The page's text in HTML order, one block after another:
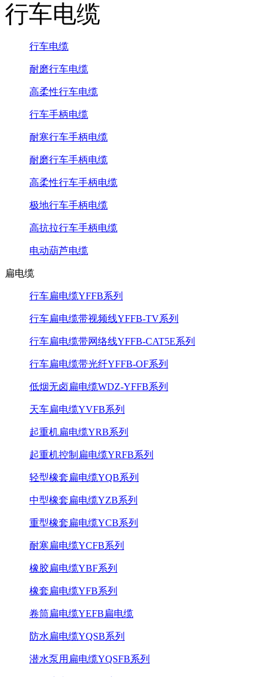
行车电缆
行车电缆
耐磨行车电缆
高柔性行车电缆
行车手柄电缆
耐寒行车手柄电缆
耐磨行车手柄电缆
高柔性行车手柄电缆
极地行车手柄电缆
高抗拉行车手柄电缆
电动葫芦电缆
扁电缆
行车扁电缆YFFB系列
行车扁电缆带视频线YFFB-TV系列
行车扁电缆带网络线YFFB-CAT5E系列
行车扁电缆带光纤YFFB-OF系列
低烟无卤扁电缆WDZ-YFFB系列
天车扁电缆YVFB系列
起重机扁电缆YRB系列
起重机控制扁电缆YRFB系列
轻型橡套扁电缆YQB系列
中型橡套扁电缆YZB系列
重型橡套扁电缆YCB系列
耐寒扁电缆YCFB系列
橡胶扁电缆YBF系列
橡套扁电缆YFB系列
卷筒扁电缆YEFB扁电缆
防水扁电缆YQSB系列
潜水泵用扁电缆YQSFB系列